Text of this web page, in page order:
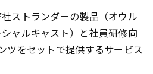
ストランダーの製品（オウル
ャルキャスト）と社員研修向
ツをセットで提供するサービス